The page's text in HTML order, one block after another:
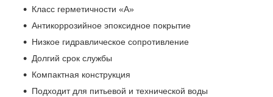
Класс герметичности «А»
Антикоррозийное эпоксидное покрытие
Низкое гидравлическое сопротивление
Долгий срок службы
Компактная конструкция
Подходит для питьевой и технической воды